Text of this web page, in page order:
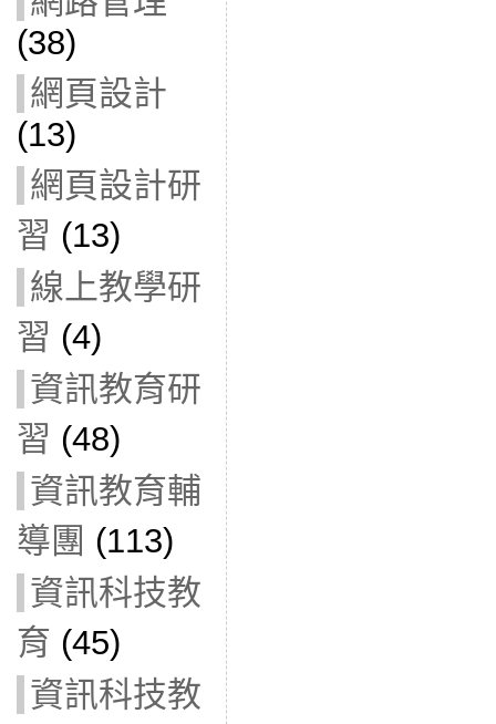
(38)
網頁設計
(13)
網頁設計研
習 (13)
線上教學研
習 (4)
資訊教育研
習 (48)
資訊教育輔
導團 (113)
資訊科技教
育 (45)
資訊科技教